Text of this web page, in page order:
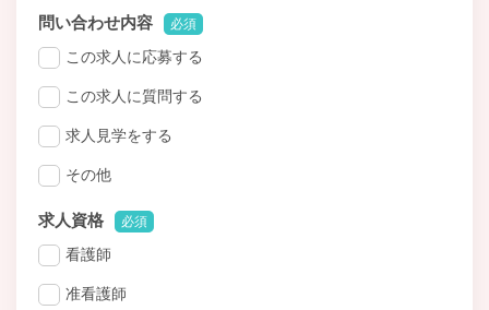
問い合わせ内容 必須
この求人に応募する
この求人に質問する
求人見学をする
その他
求人資格 必須
看護師
准看護師